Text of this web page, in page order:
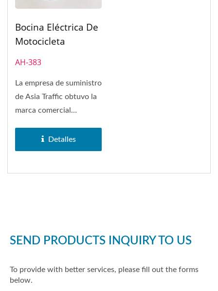
Bocina Eléctrica De
Motocicleta
AH-383
La empresa de suministro
de Asia Traffic obtuvo la
marca comercial
bocina...
Detalles